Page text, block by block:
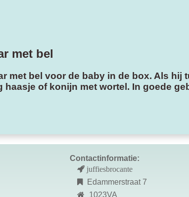
met bel
met bel voor de baby in de box. Als
haasje of konijn met wortel. In goede
Contactinformatie:
juffiesbrocante
Edammerstraat 7
1023VA